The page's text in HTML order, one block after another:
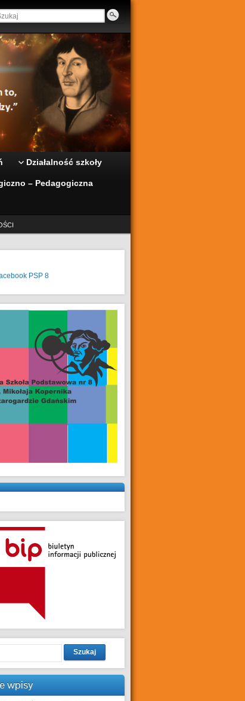
Działalność szkoły
– Pedagogiczna
PSP 8
Szukaj
wpisy